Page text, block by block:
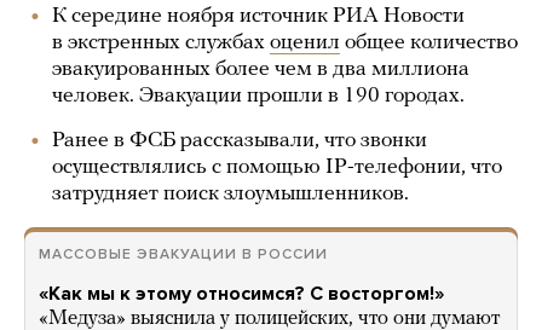
К середине ноября источник РИА Новости
в экстренных службах оценил общее количество
эвакуированных более чем в два миллиона
человек. Эвакуации прошли в 190 городах.
Ранее в ФСБ рассказывали, что звонки
осуществлялись с помощью IP-телефонии, что
затрудняет поиск злоумышленников.
МАССОВЫЕ ЭВАКУАЦИИ В РОССИИ
«Как мы к этому относимся? С восторгом!»
«Медуза» выяснила у полицейских, что они думают